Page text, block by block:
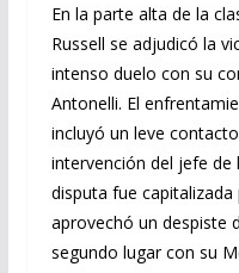
En la parte alta de la
Russell se adjudicó la
intenso duelo con su
Antonelli. El
incluyó un leve
intervención del jefe de
disputa fue
aprovechó un despiste
segundo lugar con su